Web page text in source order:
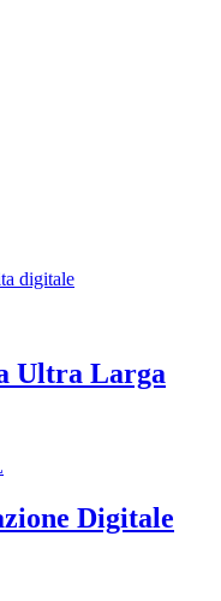
digitale
Ultra Larga
Digitale